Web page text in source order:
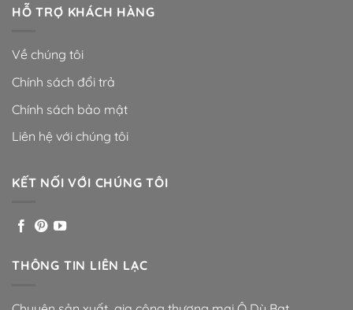
HỖ TRỢ KHÁCH HÀNG
Về chúng tôi
Chính sách đổi trả
Chính sách bảo mật
Liên hệ với chúng tôi
KẾT NỐI VỚI CHÚNG TÔI
THÔNG TIN LIÊN LẠC